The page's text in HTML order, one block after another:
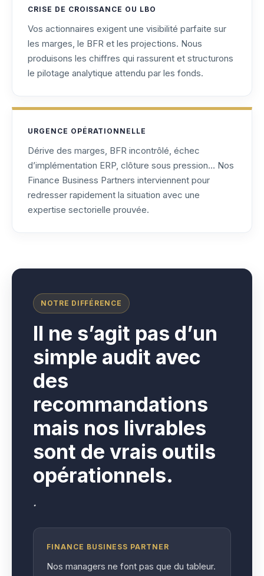
CRISE DE CROISSANCE OU LBO
Vos actionnaires exigent une visibilité parfaite sur
les marges, le BFR et les projections. Nous
produisons les chiffres qui rassurent et structurons
le pilotage analytique attendu par les fonds.
URGENCE OPÉRATIONNELLE
Dérive des marges, BFR incontrôlé, échec
d’implémentation ERP, clôture sous pression… Nos
Finance Business Partners interviennent pour
redresser rapidement la situation avec une
expertise sectorielle prouvée.
NOTRE DIFFÉRENCE
Il ne s’agit pas d’un
simple audit avec
des
recommandations
mais nos livrables
sont de vrais outils
opérationnels.
.
FINANCE BUSINESS PARTNER
Nos managers ne font pas que du tableur.